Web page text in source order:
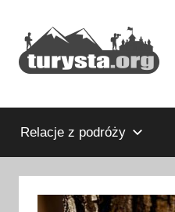
treści
Turysta.org
blog
podróżniczy
turystyczny
Relacje z podróży